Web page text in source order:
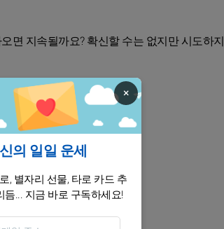
면 지속될까요? 확신할 수는 없지만 시도하지
×
의 일일 운세
, 별자리 선물, 타로 카드 추
듬... 지금 바로 구독하세요!